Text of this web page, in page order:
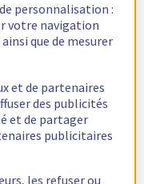
personnalisation :
votre navigation
que de mesurer
et de partenaires
des publicités
et de partager
publicitaires
les refuser ou